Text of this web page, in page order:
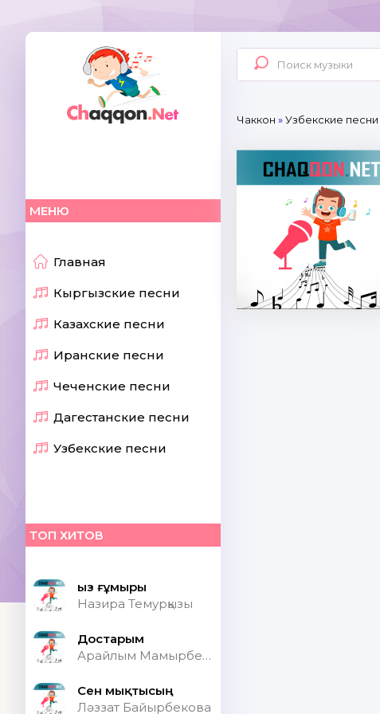
МЕНЮ
Главная
Кыргызские песни
Казахские песни
Иранские песни
Чеченские песни
Дагестанские песни
Узбекские песни
ТОП ХИТОВ
Қыз ғұмыры
Назира Темурқызы
Достарым
Арайлым Мамырбекқызы
Сен мықтысың
Ләззат Байырбекова
Чаккон »Узбекские песни